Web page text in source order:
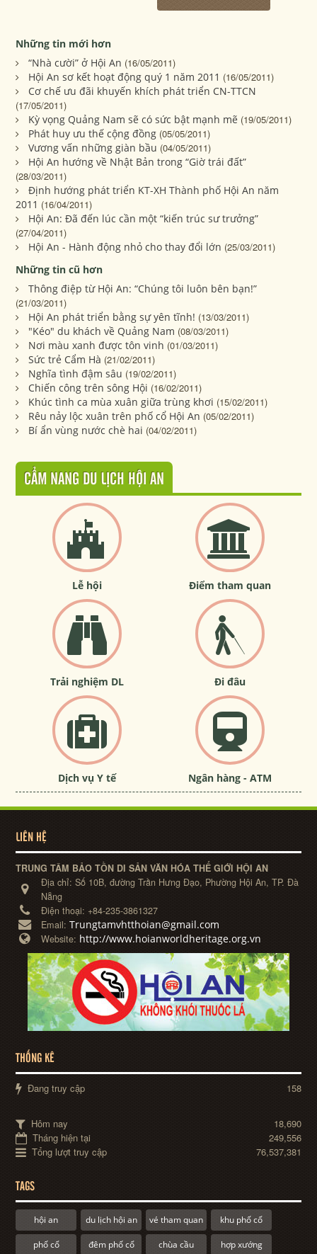
Những tin mới hơn
“Nhà cười” ở Hội An (16/05/2011)
Hội An sơ kết hoạt động quý 1 năm 2011 (16/05/2011)
Cơ chế ưu đãi khuyến khích phát triển CN-TTCN
(17/05/2011)
Kỳ vọng Quảng Nam sẽ có sức bật mạnh mẽ (19/05/2011)
Phát huy ưu thế cộng đồng (05/05/2011)
Vương vấn những giàn bầu (04/05/2011)
Hội An hướng về Nhật Bản trong “Giờ trái đất”
(28/03/2011)
Định hướng phát triển KT-XH Thành phố Hội An năm
2011 (16/04/2011)
Hội An: Đã đến lúc cần một “kiến trúc sư trưởng”
(27/04/2011)
Hội An - Hành động nhỏ cho thay đổi lớn (25/03/2011)
Những tin cũ hơn
Thông điệp từ Hội An: “Chúng tôi luôn bên bạn!”
(21/03/2011)
Hội An phát triển bằng sự yên tĩnh! (13/03/2011)
"Kéo" du khách về Quảng Nam (08/03/2011)
Nơi màu xanh được tôn vinh (01/03/2011)
Sức trẻ Cẩm Hà (21/02/2011)
Nghĩa tình đậm sâu (19/02/2011)
Chiến công trên sông Hội (16/02/2011)
Khúc tình ca mùa xuân giữa trùng khơi (15/02/2011)
Rêu nảy lộc xuân trên phố cổ Hội An (05/02/2011)
Bí ẩn vùng nước chè hai (04/02/2011)
CẨM NANG DU LỊCH HỘI AN
Lễ hội Điểm tham quan
Trải nghiệm DL Đi đâu
Dịch vụ Y tế Ngân hàng - ATM
LIÊN HỆ
TRUNG TÂM BẢO TỒN DI SẢN VĂN HÓA THẾ GIỚI HỘI AN
Địa chỉ:Số 10B, đường Trần Hưng Đạo, Phường Hội An, TP. Đà
Nẵng
Điện thoại: +84-235-3861327
Email:Trungtamvhtthoian@gmail.com
Website: http://www.hoianworldheritage.org.vn
THỐNG KÊ
Đang truy cập 158
Hôm nay
18,690
Tháng hiện tại
249,556
Tổng lượt truy cập
76,537,381
TAGS
hội an du lịch hội an vé tham quan khu phố cổ
phố cổ đêm phố cổ chùa cầu hợp xướng